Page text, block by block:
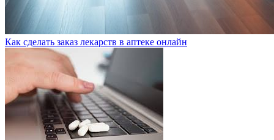
Как сделать заказ лекарств в аптеке онлайн